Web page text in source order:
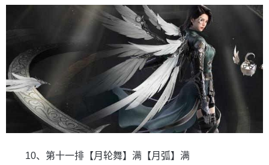
10、第十一排【月轮舞】满【月弧】满